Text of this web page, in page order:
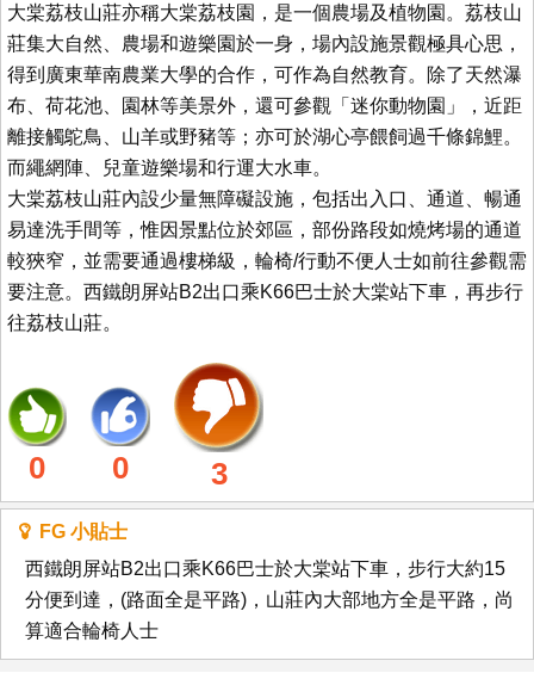
大棠荔枝山莊亦稱大棠荔枝園，是一個農場及植物園。荔枝山
莊集大自然、農場和遊樂園於一身，場內設施景觀極具心思，
得到廣東華南農業大學的合作，可作為自然教育。除了天然瀑
布、荷花池、園林等美景外，還可參觀「迷你動物園」，近距
離接觸鴕鳥、山羊或野豬等；亦可於湖心亭餵飼過千條錦鯉。
而繩網陣、兒童遊樂場和行運大水車。
大棠荔枝山莊內設少量無障礙設施，包括出入口、通道、暢通
易達洗手間等，惟因景點位於郊區，部份路段如燒烤場的通道
較狹窄，並需要通過樓梯級，輪椅/行動不便人士如前往參觀需
要注意。西鐵朗屏站B2出口乘K66巴士於大棠站下車，再步行
往荔枝山莊。
0 0 3
FG 小貼士
西鐵朗屏站B2出口乘K66巴士於大棠站下車，步行大約15
分便到達，(路面全是平路)，山莊內大部地方全是平路，尚
算適合輪椅人士